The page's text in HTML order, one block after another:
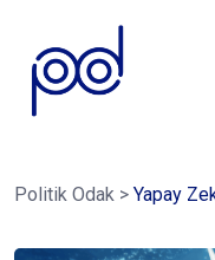
Politik Odak > Yapay